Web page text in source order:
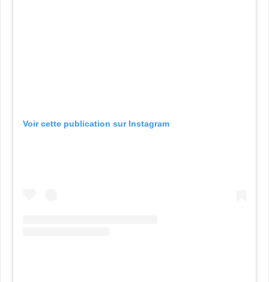
Voir cette publication sur Instagram